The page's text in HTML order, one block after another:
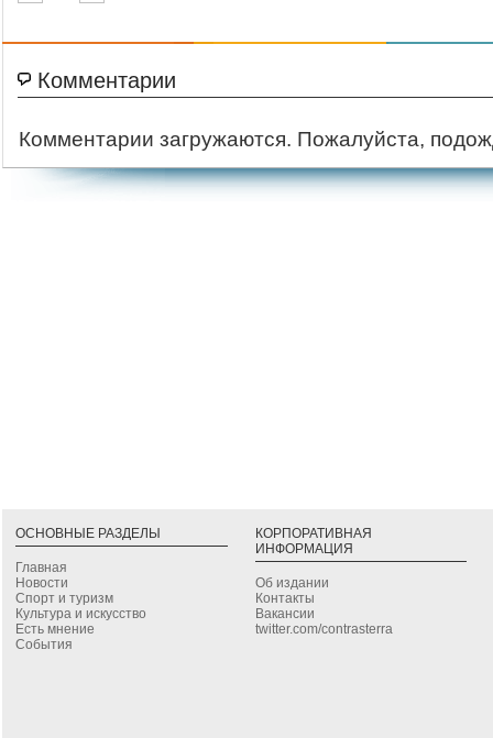
Комментарии
Комментарии загружаются. Пожалуйста,
ОСНОВНЫЕ РАЗДЕЛЫ
Главная
Новости
Спорт и туризм
Культура и искусство
Есть мнение
События
КОРПОРАТИВНАЯ
ИНФОРМАЦИЯ
Об издании
Контакты
Вакансии
twitter.com/contrasterra